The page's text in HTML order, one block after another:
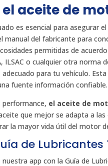
aceite de
es esencial para
manual del fabricante para
permitidas de
ILSAC o cualquier otra norma
para tu vehículo.
fuente información confiable.
el aceite de
que mejor se adapta a
la mayor vida útil del motor
de Lubricantes
nuestra app con la Guía de